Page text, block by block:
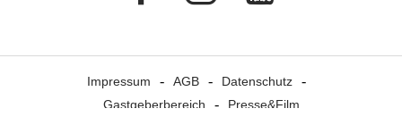
Impressum AGB
Datenschutz
Gastgeberbereich
Presse&Film